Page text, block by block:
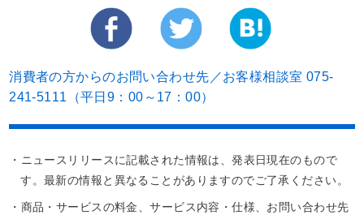
消費者の方からのお問い合わせ先／お客様相談室 075-
241-5111（平日9：00～17：00）
・ニュースリリースに記載された情報は、発表日現在のもので
す。最新の情報と異なることがありますのでご了承ください。
・商品・サービスの料金、サービス内容・仕様、お問い合わせ先